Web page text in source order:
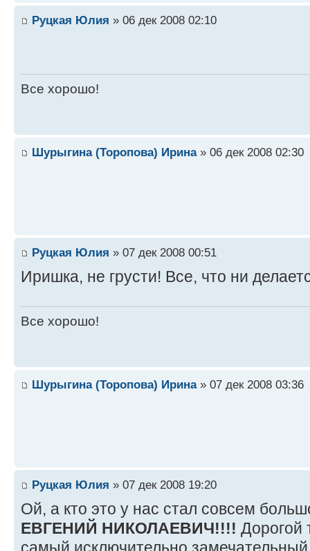
Руцкая Юлия » 06 дек 2008 02:10
Все хорошо!
Шурыгина (Торопова) Ирина» 06 дек 2008 02:30
Руцкая Юлия » 07 дек 2008 00:51
Иришка, не грусти! Все, что ни
Все хорошо!
Шурыгина (Торопова) Ирина» 07 дек 2008 03:36
Руцкая Юлия » 07 дек 2008 19:20
Ой, а кто это у нас стал совсем
ЕВГЕНИЙ НИКОЛАЕВИЧ!!!!